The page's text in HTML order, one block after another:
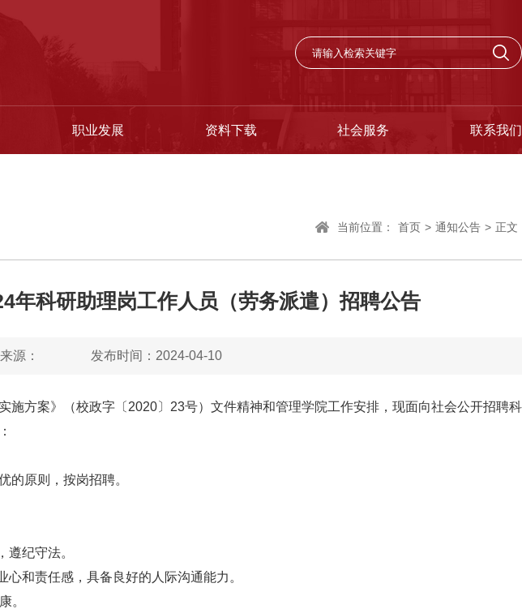
职业发展 资料下载 社会服务 联系我们
当前位置： 首页 > 通知公告 > 正文
年科研助理岗工作人员（劳务派遣）招聘公告
来源： 发布时间：2024-04-10
施方案》（校政字〔2020〕23号）文件精神和管理学院工作安排，现面向社会公开招聘科
的原则，按岗招聘。
纪守法。
和责任感，具备良好的人际沟通能力。
。